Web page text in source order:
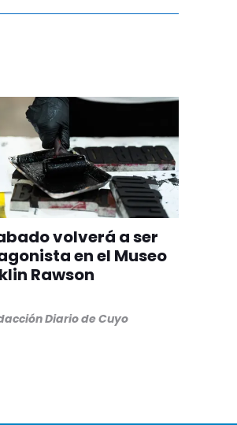
volverá a ser
en el Museo
Rawson
Diario de Cuyo